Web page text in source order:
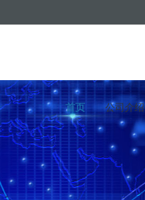
首页 公司介绍